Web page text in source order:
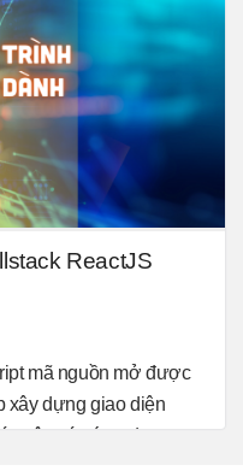
ReactJS
mã nguồn mở được
xây dựng giao diện
trên các ứng dụng